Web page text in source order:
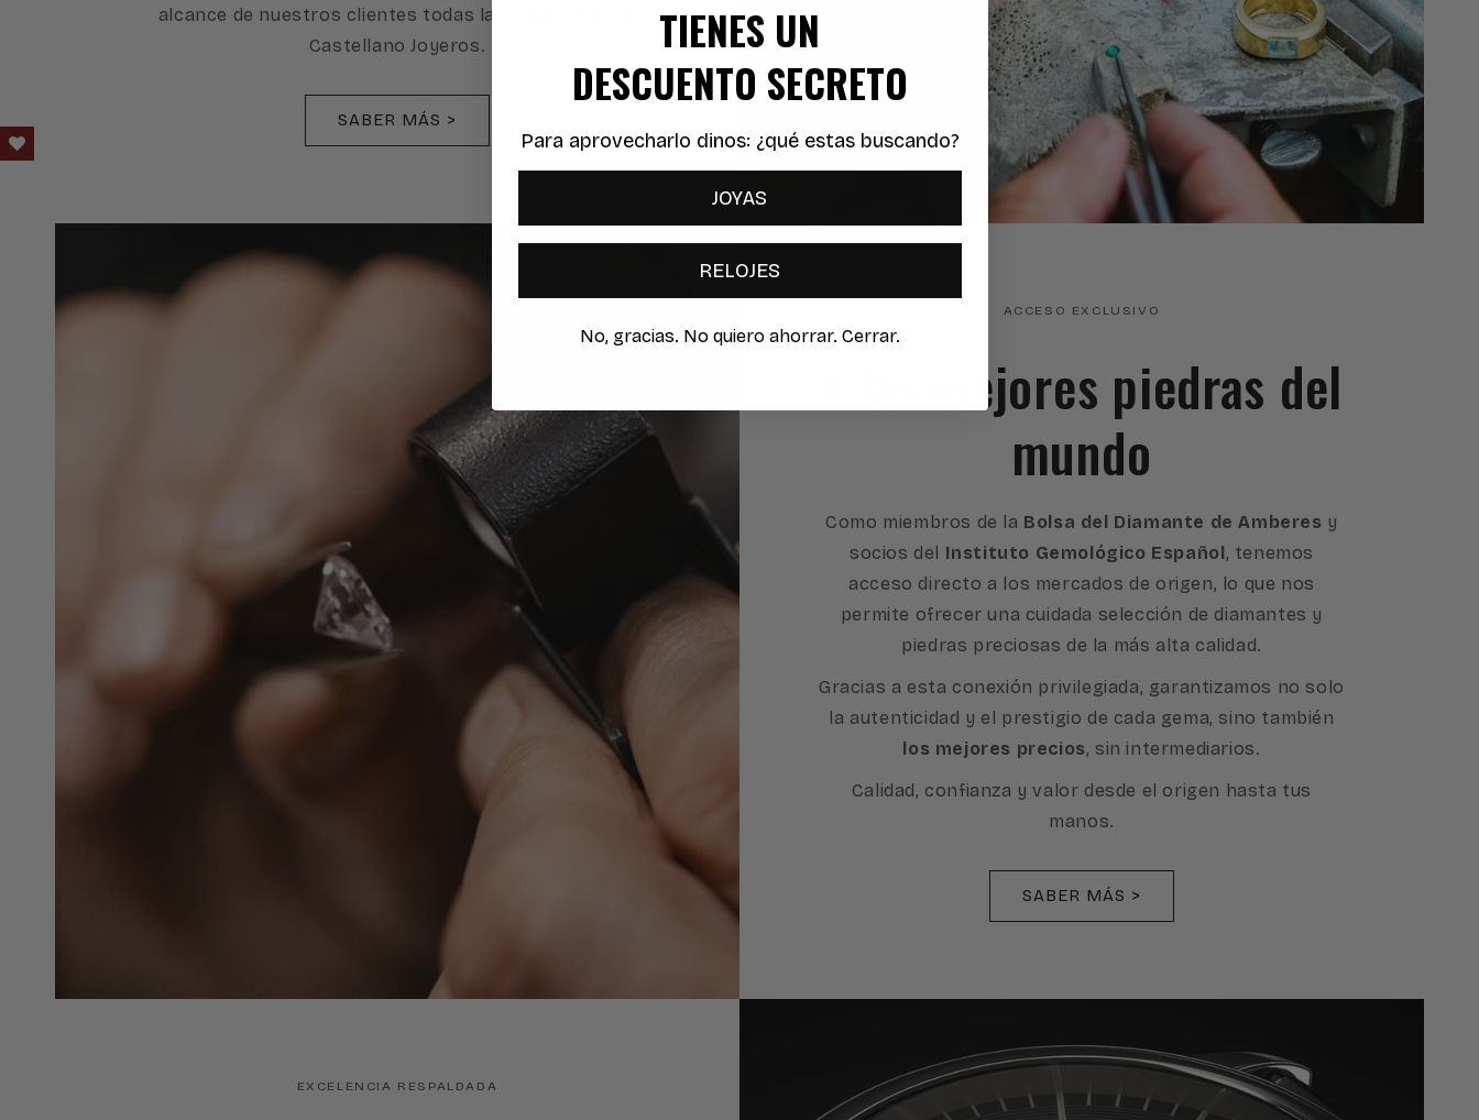
alcance de nuestros clientes todas las creaciones de
Castellano Joyeros.
SABER MÁS >
ACCESO EXCLUSIVO
a las mejores piedras del
mundo
Como miembros de la Bolsa del Diamante de Amberes y
socios del Instituto Gemológico Español, tenemos
acceso directo a los mercados de origen, lo que nos
permite ofrecer una cuidada selección de diamantes y
piedras preciosas de la más alta calidad.
Gracias a esta conexión privilegiada, garantizamos no solo
la autenticidad y el prestigio de cada gema, sino también
los mejores precios, sin intermediarios.
Calidad, confianza y valor desde el origen hasta tus
manos.
SABER MÁS >
EXCELENCIA RESPALDADA
TIENES UN
DESCUENTO SECRETO
Para aprovecharlo dinos: ¿qué estas buscando?
JOYAS
RELOJES
No, gracias. No quiero ahorrar. Cerrar.